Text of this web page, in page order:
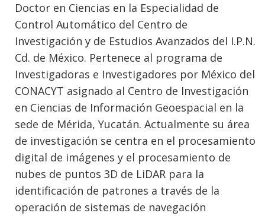
Doctor en Ciencias en la Especialidad de
Control Automático del Centro de
Investigación y de Estudios Avanzados del I.P.N.
Cd. de México. Pertenece al programa de
Investigadoras e Investigadores por México del
CONACYT asignado al Centro de Investigación
en Ciencias de Información Geoespacial en la
sede de Mérida, Yucatán. Actualmente su área
de investigación se centra en el procesamiento
digital de imágenes y el procesamiento de
nubes de puntos 3D de LiDAR para la
identificación de patrones a través de la
operación de sistemas de navegación